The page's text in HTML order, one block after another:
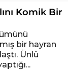
Komik Bir
bir hayran
Ünlü